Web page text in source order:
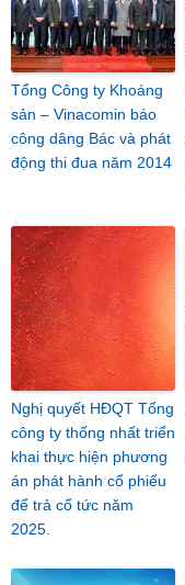
Tổng Công ty Khoáng
sản – Vinacomin báo
công dâng Bác và phát
động thi đua năm 2014
Nghị quyết HĐQT Tổng
công ty thống nhất triển
khai thực hiện phương
án phát hành cổ phiếu
để trả cổ tức năm
2025.